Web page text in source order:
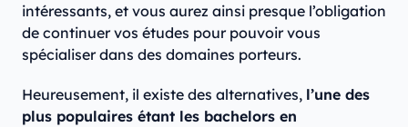
intéressants, et vous aurez ainsi presque l’obligation
de continuer vos études pour pouvoir vous
spécialiser dans des domaines porteurs.
Heureusement, il existe des alternatives, l’une des
plus populaires étant les bachelors en